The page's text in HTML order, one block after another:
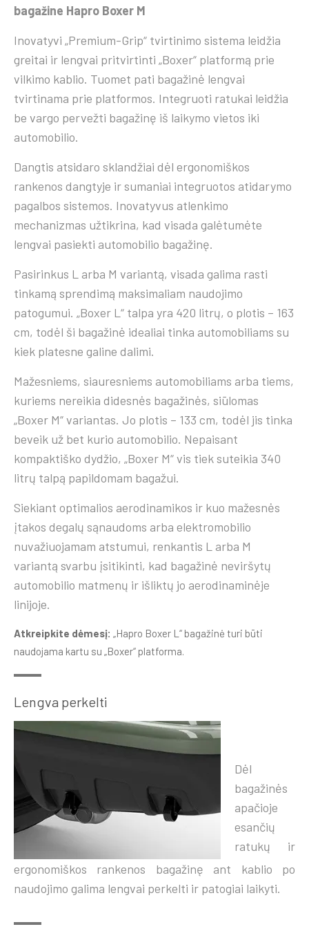
bagažine Hapro Boxer M
Inovatyvi „Premium-Grip“ tvirtinimo sistema leidžia
greitai ir lengvai pritvirtinti „Boxer“ platformą prie
vilkimo kablio. Tuomet pati bagažinė lengvai
tvirtinama prie platformos. Integruoti ratukai leidžia
be vargo pervežti bagažinę iš laikymo vietos iki
automobilio.
Dangtis atsidaro sklandžiai dėl ergonomiškos
rankenos dangtyje ir sumaniai integruotos atidarymo
pagalbos sistemos. Inovatyvus atlenkimo
mechanizmas užtikrina, kad visada galėtumėte
lengvai pasiekti automobilio bagažinę.
Pasirinkus L arba M variantą, visada galima rasti
tinkamą sprendimą maksimaliam naudojimo
patogumui. „Boxer L“ talpa yra 420 litrų, o plotis – 163
cm, todėl ši bagažinė idealiai tinka automobiliams su
kiek platesne galine dalimi.
Mažesniems, siauresniems automobiliams arba tiems,
kuriems nereikia didesnės bagažinės, siūlomas
„Boxer M“ variantas. Jo plotis – 133 cm, todėl jis tinka
beveik už bet kurio automobilio. Nepaisant
kompaktiško dydžio, „Boxer M“ vis tiek suteikia 340
litrų talpą papildomam bagažui.
Siekiant optimalios aerodinamikos ir kuo mažesnės
įtakos degalų sąnaudoms arba elektromobilio
nuvažiuojamam atstumui, renkantis L arba M
variantą svarbu įsitikinti, kad bagažinė neviršytų
automobilio matmenų ir išliktų jo aerodinaminėje
linijoje.
Atkreipkite dėmesį: „Hapro Boxer L“ bagažinė turi būti
naudojama kartu su „Boxer“ platforma.
Lengva perkelti
Dėl
bagažinės
apačioje
esančių
ratukų ir
ergonomiškos rankenos bagažinę ant kablio po
naudojimo galima lengvai perkelti ir patogiai laikyti.